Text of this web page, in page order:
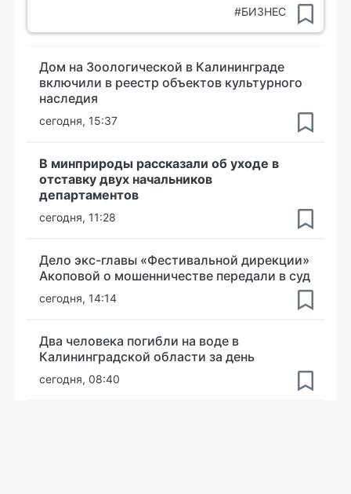
#БИЗНЕС
Дом на Зоологической в Калининграде
включили в реестр объектов культурного
наследия
сегодня, 15:37
В минприроды рассказали об уходе в
отставку двух начальников
департаментов
сегодня, 11:28
Дело экс-главы «Фестивальной дирекции»
Акоповой о мошенничестве передали в суд
сегодня, 14:14
Два человека погибли на воде в
Калининградской области за день
сегодня, 08:40